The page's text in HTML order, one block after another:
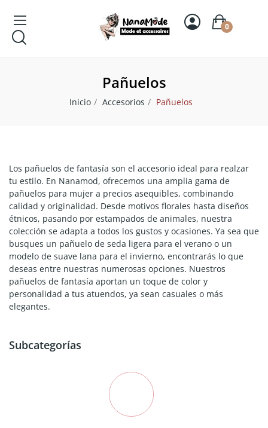
0
Pañuelos
Inicio Accesorios Pañuelos
Los pañuelos de fantasía son el accesorio ideal para realzar
tu estilo. En Nanamod, ofrecemos una amplia gama de
pañuelos para mujer a precios asequibles, combinando
calidad y originalidad. Desde motivos florales hasta diseños
étnicos, pasando por estampados de animales, nuestra
colección se adapta a todos los gustos y ocasiones. Ya sea que
busques un pañuelo de seda ligera para el verano o un
modelo de suave lana para el invierno, encontrarás lo que
deseas entre nuestras numerosas opciones. Nuestros
pañuelos de fantasía aportan un toque de color y
personalidad a tus atuendos, ya sean casuales o más
elegantes.
Subcategorías